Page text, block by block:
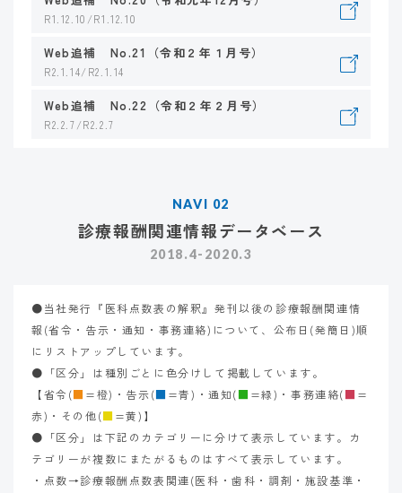
R1.12.10/R1.12.10
Web追補 No.21（令和２年１月号）
R2.1.14/R2.1.14
Web追補 No.22（令和２年２月号）
R2.2.7/R2.2.7
NAVI 02
診療報酬関連情報データベース
2018.4-2020.3
●当社発行『医科点数表の解釈』発刊以後の診療報酬関連情
報(省令・告示・通知・事務連絡)について、公布日(発簡日)順
にリストアップしています。
●「区分」は種別ごとに色分けして掲載しています。
【省令(■ =橙)・告示(■=青)・通知(■ =緑)・事務連絡(■ =
赤)・その他(■=黄)】
●「区分」は下記のカテゴリーに分けて表示しています。カ
テゴリーが複数にまたがるものはすべて表示しています。
・点数→診療報酬点数表関連(医科・歯科・調剤・施設基準・